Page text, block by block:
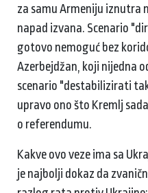
za samu Armeniju iznutra
napad izvana. Scenario
gotovo nemoguć bez
Azerbejdžan, koji nijedna
scenario "destabilizirati
upravo ono što Kremlj
o referendumu.
Kakve ovo veze ima sa
je najbolji dokaz da